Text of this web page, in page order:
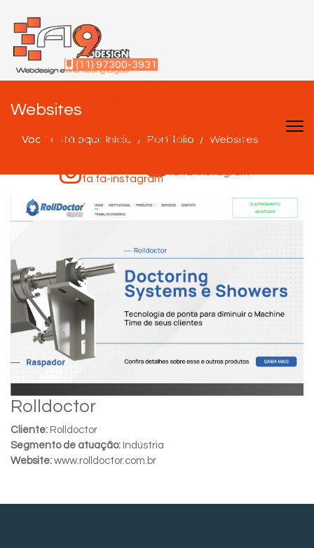
(11) 97300-3931
fa fa-facebook-square
fa fa-instagram
fa fa-facebook-square
Websites
Você está aqui: Início Portifólio Websites
Rolldoctor
Cliente: Rolldoctor
Segmento de atuação: Indústria
Website: www.rolldoctor.com.br